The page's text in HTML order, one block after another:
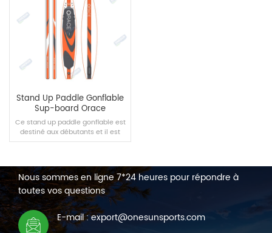
Stand Up Paddle Gonflable
Sup-board Orace
Ce stand up paddle gonflable est
destiné aux débutants et il est
spécialement conçu par notre
profitez de l'eau avec vos amis.
LIRE LA SUITE
Nous sommes en ligne 7*24 heures pour répondre à
toutes vos questions
E-mail : export@onesunsports.com